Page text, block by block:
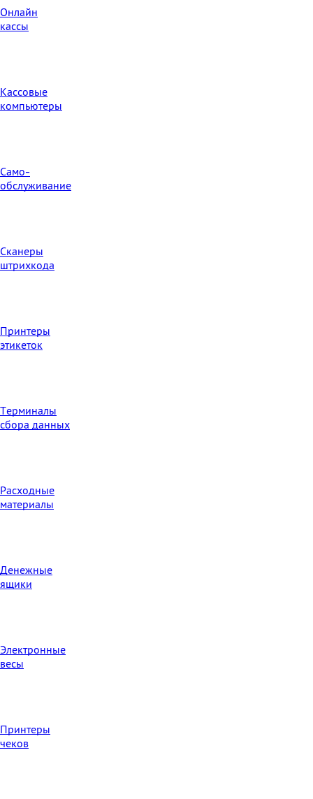
Онлайн
кассы
Кассовые
компьютеры
Само-
обслуживание
Сканеры
штрихкода
Принтеры
этикеток
Терминалы
сбора данных
Расходные
материалы
Денежные
ящики
Электронные
весы
Принтеры
чеков